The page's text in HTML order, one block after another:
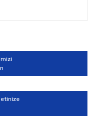
açıklamalarında ve
ederiz.
görüntülenemiyor.
bulunuyor.
pahalı.